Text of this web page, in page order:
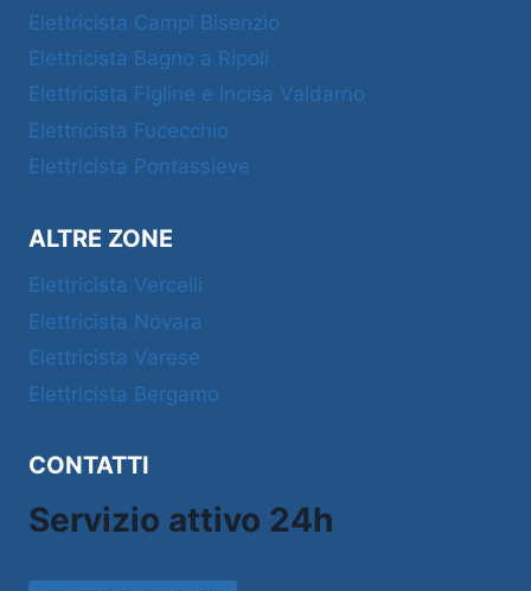
Elettricista Campi Bisenzio
Elettricista Bagno a Ripoli
Elettricista Figline e Incisa Valdarno
Elettricista Fucecchio
Elettricista Pontassieve
ALTRE ZONE
Elettricista Vercelli
Elettricista Novara
Elettricista Varese
Elettricista Bergamo
CONTATTI
Servizio attivo 24h